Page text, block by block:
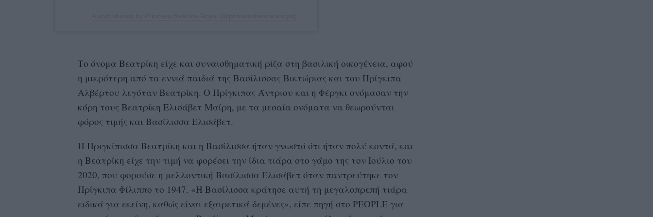
Το όνομα Βεατρίκη είχε και συναισθηματική ρίζα στη βασιλική οικογένεια, αφού
η μικρότερη από τα εννιά παιδιά της Βασίλισσας Βικτώριας και του Πρίγκιπα
Αλβέρτου λεγόταν Βεατρίκη. Ο Πρίγκιπας Άντριου και η Φέργκι ονόμασαν την
κόρη τους Βεατρίκη Ελισάβετ Μαίρη, με τα μεσαία ονόματα να θεωρούνται
φόρος τιμής και Βασίλισσα Ελισάβετ.
Η Πριγκίπισσα Βεατρίκη και η Βασίλισσα ήταν γνωστό ότι ήταν πολύ κοντά, και
η Βεατρίκη είχε την τιμή να φορέσει την ίδια τιάρα στο γάμο της τον Ιούλιο του
2020, που φορούσε η μελλοντική Βασίλισσα Ελισάβετ όταν παντρεύτηκε τον
Πρίγκιπα Φίλιππο το 1947. «Η Βασίλισσα κράτησε αυτή τη μεγαλοπρεπή τιάρα
ειδικά για εκείνη, καθώς είναι εξαιρετικά δεμένες», είπε πηγή στο PEOPLE για